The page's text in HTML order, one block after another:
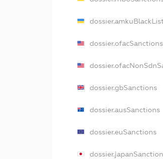
dossier.ofacSanctions
dossier.gbSanctions
dossier.ausSanctions
dossier.euSanctions